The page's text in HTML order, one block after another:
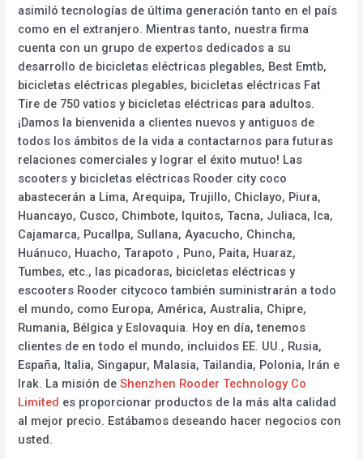
asimiló tecnologías de última generación tanto en el país
como en el extranjero. Mientras tanto, nuestra firma
cuenta con un grupo de expertos dedicados a su
desarrollo de bicicletas eléctricas plegables, Best Emtb,
bicicletas eléctricas plegables, bicicletas eléctricas Fat
Tire de 750 vatios y bicicletas eléctricas para adultos.
¡Damos la bienvenida a clientes nuevos y antiguos de
todos los ámbitos de la vida a contactarnos para futuras
relaciones comerciales y lograr el éxito mutuo! Las
scooters y bicicletas eléctricas Rooder city coco
abastecerán a Lima, Arequipa, Trujillo, Chiclayo, Piura,
Huancayo, Cusco, Chimbote, Iquitos, Tacna, Juliaca, Ica,
Cajamarca, Pucallpa, Sullana, Ayacucho, Chincha,
Huánuco, Huacho, Tarapoto , Puno, Paita, Huaraz,
Tumbes, etc., las picadoras, bicicletas eléctricas y
escooters Rooder citycoco también suministrarán a todo
el mundo, como Europa, América, Australia, Chipre,
Rumania, Bélgica y Eslovaquia. Hoy en día, tenemos
clientes de en todo el mundo, incluidos EE. UU., Rusia,
España, Italia, Singapur, Malasia, Tailandia, Polonia, Irán e
Irak. La misión deShenzhen Rooder Technology Co
Limited es proporcionar productos de la más alta calidad
al mejor precio. Estábamos deseando hacer negocios con
usted.